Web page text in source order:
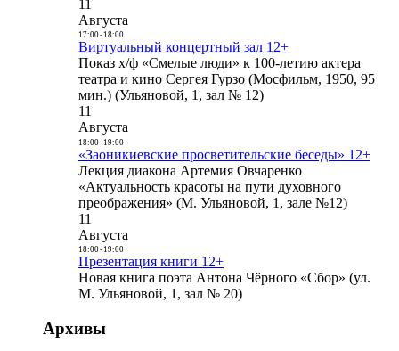
11
Августа
17:00- 18:00
Виртуальный концертный зал 12+
Показ х/ф «Смелые люди» к 100-летию актера
театра и кино Сергея Гурзо (Мосфильм, 1950, 95
мин.) (Ульяновой, 1, зал № 12)
11
Августа
18:00- 19:00
«Заоникиевские просветительские беседы» 12+
Лекция диакона Артемия Овчаренко
«Актуальность красоты на пути духовного
преображения» (М. Ульяновой, 1, зале №12)
11
Августа
18:00- 19:00
Презентация книги 12+
Новая книга поэта Антона Чёрного «Сбор» (ул.
М. Ульяновой, 1, зал № 20)
Архивы